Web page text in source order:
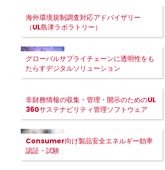
海外環境規制調査対応アドバイザリー
（UL島津ラボラトリー）
グローバルサプライチェーンに透明性をも
たらすデジタルソリューション
非財務情報の収集・管理・開示のためのUL
360サステナビリティ管理ソフトウェア
Consumer向け製品安全エネルギー効率
認証・試験